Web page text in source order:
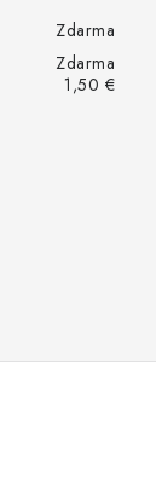
Zdarma
Zdarma
1,50 €